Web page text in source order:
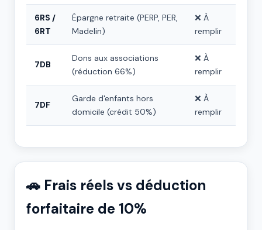
6RS /
6RT
Épargne retraite (PERP, PER,
Madelin)
❌ À
remplir
7DB
Dons aux associations
(réduction 66%)
❌ À
remplir
7DF
Garde d'enfants hors
domicile (crédit 50%)
❌ À
remplir
🚗 Frais réels vs déduction
forfaitaire de 10%